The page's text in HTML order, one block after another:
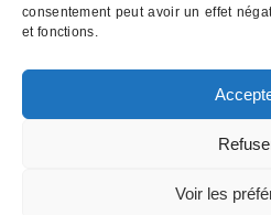
consentement peut avoir un effet
et fonctions.
Voir les
Contactez-nous :
INSTITUT D'HYPNOSE PALOIS
Institut d'Hypnose Palois - 17